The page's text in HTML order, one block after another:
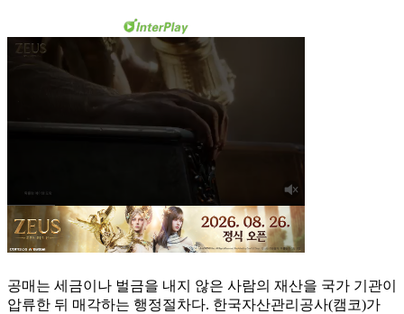
공매는 세금이나 벌금을 내지 않은 사람의 재산을 국가 기관이
압류한 뒤 매각하는 행정절차다. 한국자산관리공사(캠코)가